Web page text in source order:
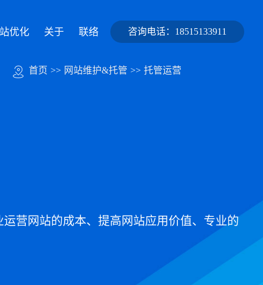
咨询电话：18515133911
优化 关于 联络
首页 >> 网站维护&托管 >> 托管运营
营网站的成本、提高网站应用价值、专业的